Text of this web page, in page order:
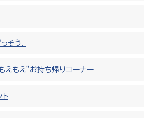
そう』
えもえ”お持ち帰りコーナー